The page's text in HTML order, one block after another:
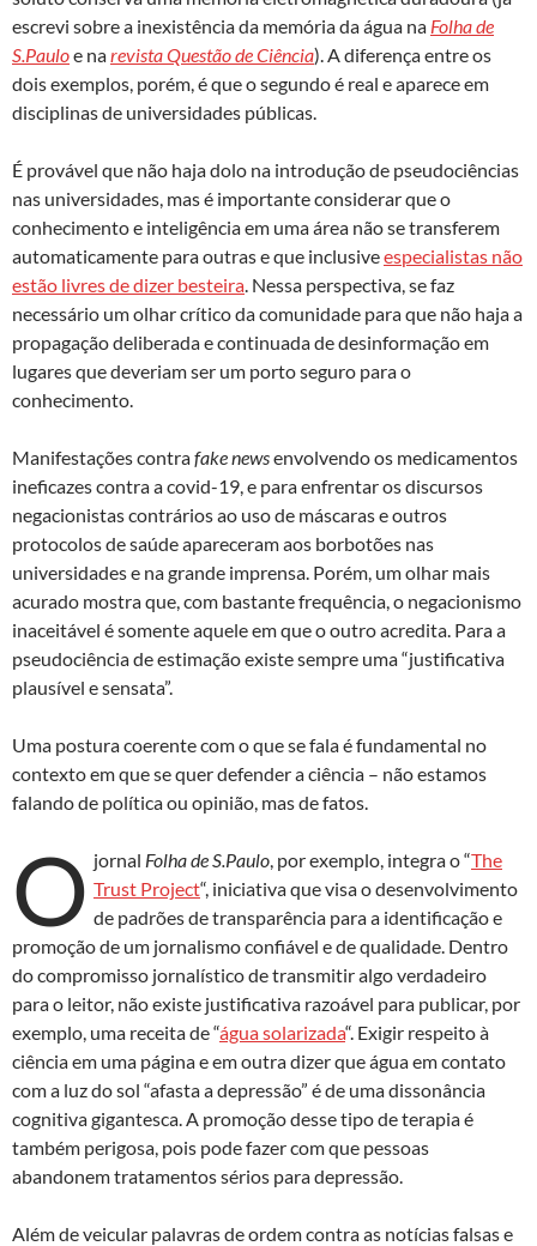
escrevi sobre a inexistência da memória da água na Folha de
S.Pauloe narevista Questão de Ciência). A diferença entre os
dois exemplos, porém, é que o segundo é real e aparece em
disciplinas de universidades públicas.
É provável que não haja dolo na introdução de pseudociências
nas universidades, mas é importante considerar que o
conhecimento e inteligência em uma área não se transferem
automaticamente para outras e que inclusiveespecialistas não
estão livres de dizer besteira. Nessa perspectiva, se faz
necessário um olhar crítico da comunidade para que não haja a
propagação deliberada e continuada de desinformação em
lugares que deveriam ser um porto seguro para o
conhecimento.
Manifestações contrafake newsenvolvendo os medicamentos
ineficazes contra a covid-19, e para enfrentar os discursos
negacionistas contrários ao uso de máscaras e outros
protocolos de saúde apareceram aos borbotões nas
universidades e na grande imprensa. Porém, um olhar mais
acurado mostra que, com bastante frequência, o negacionismo
inaceitável é somente aquele em que o outro acredita. Para a
pseudociência de estimação existe sempre uma “justificativa
plausível e sensata”.
Uma postura coerente com o que se fala é fundamental no
contexto em que se quer defender a ciência – não estamos
falando de política ou opinião, mas de fatos.
O jornal Folha de S.Paulo, por exemplo, integra o “The
Trust Project“, iniciativa que visa o desenvolvimento
de padrões de transparência para a identificação e
promoção de um jornalismo confiável e de qualidade. Dentro
do compromisso jornalístico de transmitir algo verdadeiro
para o leitor, não existe justificativa razoável para publicar, por
exemplo, uma receita de “água solarizada“. Exigir respeito à
ciência em uma página e em outra dizer que água em contato
com a luz do sol “afasta a depressão” é de uma dissonância
cognitiva gigantesca. A promoção desse tipo de terapia é
também perigosa, pois pode fazer com que pessoas
abandonem tratamentos sérios para depressão.
Além de veicular palavras de ordem contra as notícias falsas e